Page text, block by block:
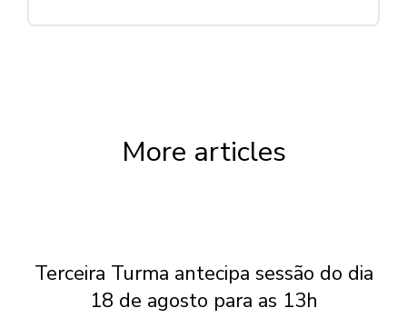
More articles
Terceira Turma antecipa sessão do dia
18 de agosto para as 13h